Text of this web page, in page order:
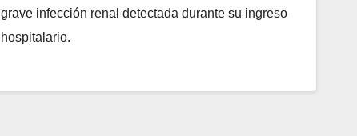
grave infección renal detectada durante su ingreso
hospitalario.